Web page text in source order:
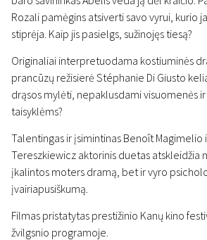
Rozali pamėgins atsiverti savo vyrui, kurio
stiprėja. Kaip jis pasielgs, sužinojęs tiesą?
Originaliai interpretuodama kostiuminės
prancūzų režisierė Stéphanie Di Giusto
drąsos mylėti, nepaklusdami visuomenės
taisyklėms?
Talentingas ir įsimintinas Benoît Magimelio
Tereszkiewicz aktorinis duetas atskleidžia
įkalintos moters dramą, bet ir vyro
įvairiapusiškumą.
Filmas pristatytas prestižinio Kanų kino
žvilgsnio programoje.